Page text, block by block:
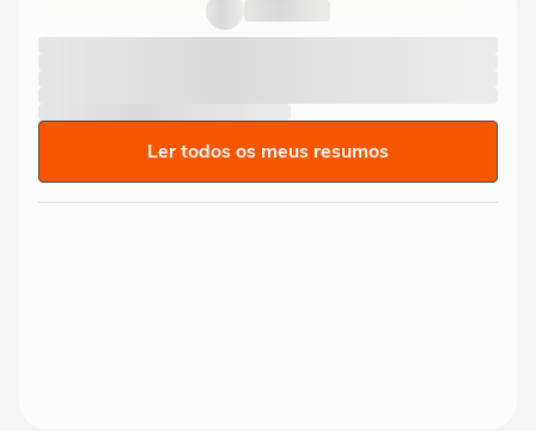
Ler todos os meus resumos